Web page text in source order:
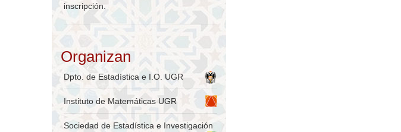
inscripción.
Organizan
Dpto. de Estadística e I.O. UGR
Instituto de Matemáticas UGR
Sociedad de Estadística e Investigación